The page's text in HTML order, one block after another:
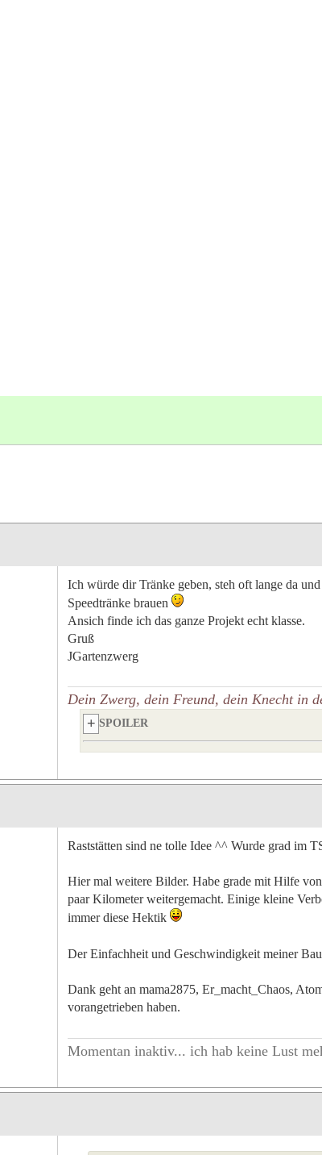
Ich würde dir Tränke geben, steh oft lange da
Speedtränke brauen
Ansich finde ich das ganze Projekt echt klasse.
Gruß
JGartenzwerg
Dein Zwerg, dein Freund, dein Knecht in
SPOILER
Raststätten sind ne tolle Idee ^^ Wurde grad im
Hier mal weitere Bilder. Habe grade mit Hilfe
paar Kilometer weitergemacht. Einige kleine
immer diese Hektik
Der Einfachheit und Geschwindigkeit meiner
Dank geht an mama2875, Er_macht_Chaos,
vorangetrieben haben.
Momentan inaktiv... ich hab keine Lust